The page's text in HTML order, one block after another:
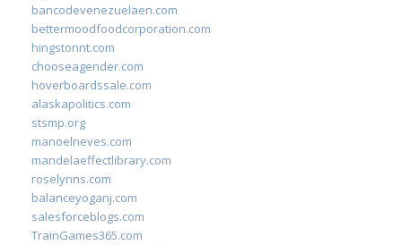
bancodevenezuelaen.com
bettermoodfoodcorporation.com
hingstonnt.com
chooseagender.com
hoverboardssale.com
alaskapolitics.com
stsmp.org
manoelneves.com
mandelaeffectlibrary.com
roselynns.com
balanceyoganj.com
salesforceblogs.com
TrainGames365.com